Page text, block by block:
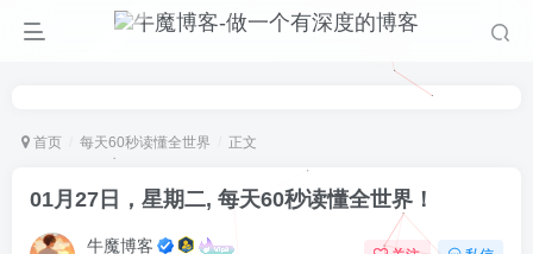
首页 每天60秒读懂全世界 正文
01月27日，星期二, 每天60秒读懂全世界！
牛魔博客